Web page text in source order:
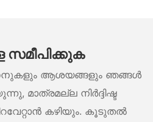
സമീപിക്കുക
ആശയങ്ങളും ഞങ്ങൾ
മാത്രമല്ല നിർദ്ദിഷ്ട
കഴിയും. കൂടുതൽ